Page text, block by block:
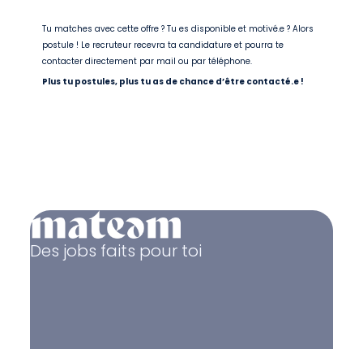
Tu matches avec cette offre ? Tu es disponible et motivé.e ? Alors
postule ! Le recruteur recevra ta candidature et pourra te
contacter directement par mail ou par téléphone.
Plus tu postules, plus tu as de chance d’être contacté.e !
Des jobs faits pour toi